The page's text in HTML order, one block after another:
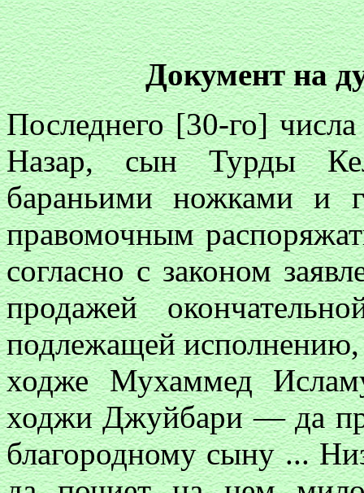
Документ на
Последнего [30-го]
Назар, сын Турды
бараньими ножками и
правомочным
согласно с законом
продажей
подлежащей исполнению,
ходже Мухаммед
ходжи Джуйбари — да
благородному сыну ...